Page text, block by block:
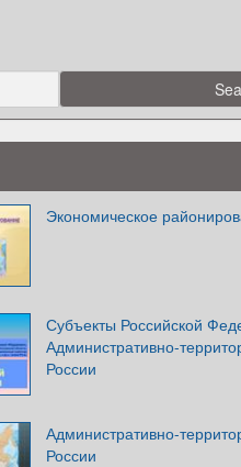
Экономическое
Субъекты Российской
Административно-
России
Административно-
России